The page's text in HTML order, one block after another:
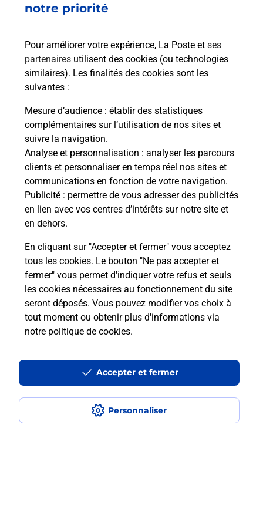
notre priorité
Pour améliorer votre expérience, La Poste et ses
partenaires utilisent des cookies (ou technologies
similaires). Les finalités des cookies sont les
suivantes :
Mesure d’audience : établir des statistiques
complémentaires sur l’utilisation de nos sites et
suivre la navigation.
Analyse et personnalisation : analyser les parcours
clients et personnaliser en temps réel nos sites et
communications en fonction de votre navigation.
Publicité : permettre de vous adresser des publicités
en lien avec vos centres d’intérêts sur notre site et
en dehors.
En cliquant sur "Accepter et fermer" vous acceptez
tous les cookies. Le bouton "Ne pas accepter et
fermer" vous permet d'indiquer votre refus et seuls
les cookies nécessaires au fonctionnement du site
seront déposés. Vous pouvez modifier vos choix à
tout moment ou obtenir plus d'informations via
notre politique de cookies.
Personnaliser
Accepter et fermer
Acheter un iPhone neuf ou reconditionné
Vous recherchez un smartphone pas cher proche
de chez vous ? Découvrez notre offre de
téléphones iPhone Apple dans vos bureaux de
Poste à BOULOC (31620) !
En savoir plus
Questions fréquemment posées
Comment retourner un colis acheté
en ligne depuis votre boîte aux lettres
Comment envoyer un colis ou faire un
retour chez un e-commerçant sans se
déplacer ?
Envoyer un petit colis au meilleur